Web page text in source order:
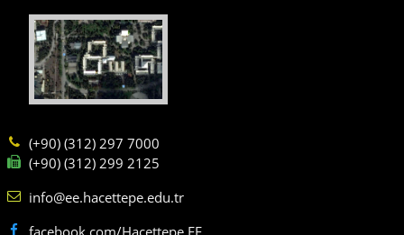
(+90) (312) 297 7000
(+90) (312) 299 2125
info@ee.hacettepe.edu.tr